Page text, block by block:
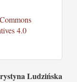
4.0
Ludzińska